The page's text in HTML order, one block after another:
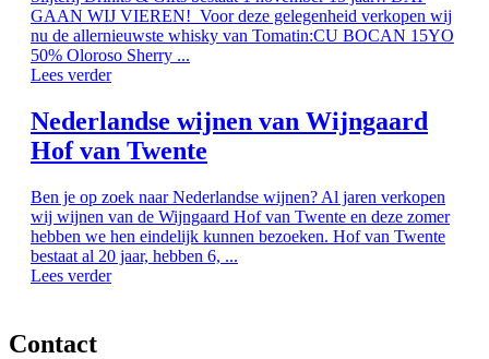
GAAN WIJ VIEREN! Voor deze gelegenheid verkopen wij
nu de allernieuwste whisky van Tomatin:CU BOCAN 15YO
50% Oloroso Sherry ...
Lees verder
Nederlandse wijnen van Wijngaard
Hof van Twente
Ben je op zoek naar Nederlandse wijnen? Al jaren verkopen
wij wijnen van de Wijngaard Hof van Twente en deze zomer
hebben we hen eindelijk kunnen bezoeken. Hof van Twente
bestaat al 20 jaar, hebben 6, ...
Lees verder
Contact